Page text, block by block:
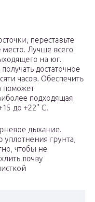
переставьте
Лучше всего
на юг.
достаточное
часов. Обеспечить
поможет
подходящая
до +22˚ С.
дыхание.
уплотнения грунта,
чтобы не
почву